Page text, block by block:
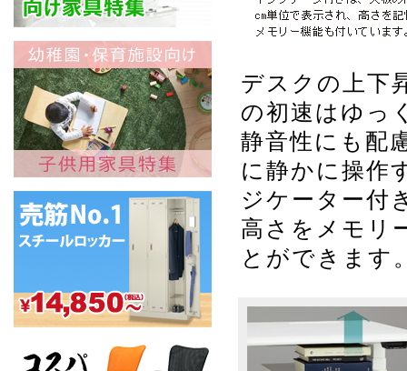
デスクの上下
の初速はゆっ
静音性にも配
に静かに操作
ジケーター付
高さをメモリ
とができます